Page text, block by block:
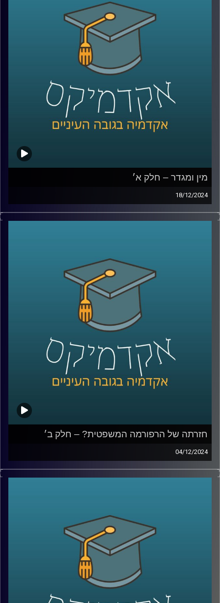
אז שוב איתנו כאן פרופ תמר שגיא,מבית הספר ברוך איבצר
לפסיכולוגיה באוניברסיטת רייכמן
AudioVersity
מין ומגדר – חלק א׳
18/12/2024
בפרק הזה נצלול לתחום מרתק שנוגע בכולנו אבל לא תמיד
אנחנו חושבים עליו: כיצד השפעות מגדריות יכולות לעצב את
מהלבוש ועד לפעילויות שהם בוחרים, אבל האם חשבתם על
כך שהחלטות אלו עשויות גם להשפיע על תחומי העניין
והכישורים שלהם?
בפרק הזה, נארח את פרופסור תמר שגיא מבית הספר ברוך
איבצ׳ר לפסיכולוגיה שתחשוף כיצד מסרים מגדריים, שלעתים
איננו מודעים להם, יכולים לעצב את האופן שבו ילדים תופסים
את עצמם ואת האפשרויות מונחות בפניהם
קרדיט תמונות:AudioVersity
חזרתה של הרפורמה המשפטית? – חלק ב׳
04/12/2024
בפרק הקודם עשינו סדר במושגי היסוד, מה כוללת הרפורמה
המשפטית, מה היא בכלל פסקת ההתגברות, עילת הסבירות,
ובהונגריה ומה נקודות השוני והדמיון בינינו לבינםהיום נדבר
עוד על ביקורת שיפוטית, האם התזמון של פרסום פסק הדין
מפלג את העם?, נדבר על האג והאם מערכת המשפט שלנו
מגינה עלינו, במה כן המבקרים של מערכת המשפט צודקים
ואיך אפשר לתקן, למה לא מכנסים את הועידה למינוי שופטים,
למה הויכוח והמחאה סחפה כל כך הרבה אנשים ולבסוף נדבר
גם על לימודי משפטים; איך מתמודדים עם כניסת הבינה
המלאכותית והאם כדאי ללמוד משפטים כשהשוק כל כך רווי?